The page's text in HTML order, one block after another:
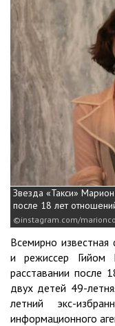
Звезда «Такси»
после 18 лет
instagram.com/
Всемирно известная
и режиссер
расставании после
двух детей 49-
летний экс-
информационного